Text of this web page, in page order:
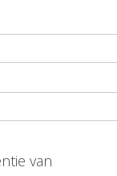
van